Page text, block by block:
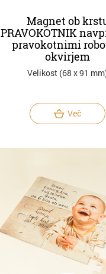
Magnet ob
PRAVOKOTNIK
pravokotnimi
okvirjem
Velikost (68 x 91
Več